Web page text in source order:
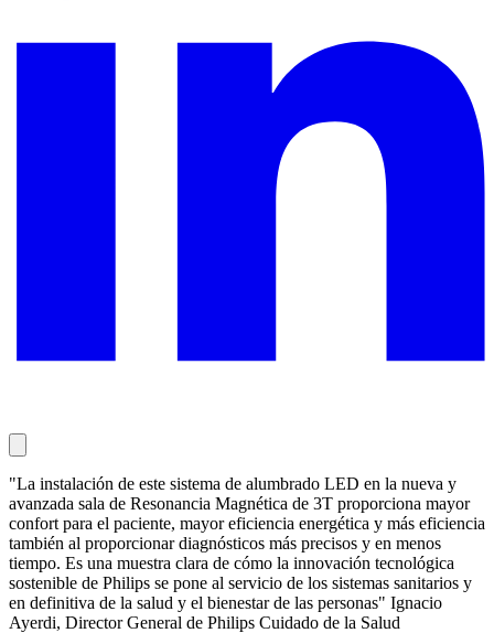
"La instalación de este sistema de alumbrado LED en la nueva y
avanzada sala de Resonancia Magnética de 3T proporciona mayor
confort para el paciente, mayor eficiencia energética y más eficiencia
también al proporcionar diagnósticos más precisos y en menos
tiempo. Es una muestra clara de cómo la innovación tecnológica
sostenible de Philips se pone al servicio de los sistemas sanitarios y
en definitiva de la salud y el bienestar de las personas" Ignacio
Ayerdi, Director General de Philips Cuidado de la Salud